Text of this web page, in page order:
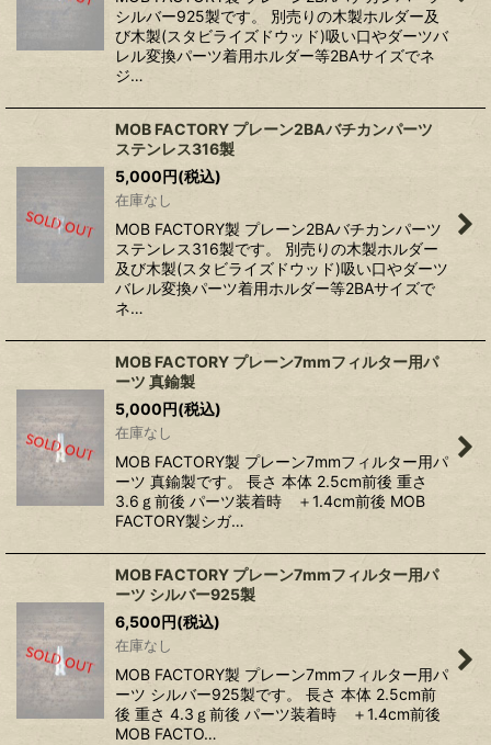
シルバー925製です。 別売りの木製ホルダー及
び木製(スタビライズドウッド)吸い口やダーツバ
レル変換パーツ着用ホルダー等2BAサイズでネ
ジ…
MOB FACTORY プレーン2BAバチカンパーツ
ステンレス316製
5,000 円(税込)
在庫なし
MOB FACTORY製 プレーン2BAバチカンパーツ
ステンレス316製です。 別売りの木製ホルダー
及び木製(スタビライズドウッド)吸い口やダーツ
バレル変換パーツ着用ホルダー等2BAサイズで
ネ…
MOB FACTORY プレーン7mmフィルター用パ
ーツ 真鍮製
5,000 円(税込)
在庫なし
MOB FACTORY製 プレーン7mmフィルター用パ
ーツ 真鍮製です。 長さ 本体 2.5cm前後 重さ
3.6ｇ前後 パーツ装着時 ＋1.4cm前後 MOB
FACTORY製シガ…
MOB FACTORY プレーン7mmフィルター用パ
ーツ シルバー925製
6,500 円(税込)
在庫なし
MOB FACTORY製 プレーン7mmフィルター用パ
ーツ シルバー925製です。 長さ 本体 2.5cm前
後 重さ 4.3ｇ前後 パーツ装着時 ＋1.4cm前後
MOB FACTO…